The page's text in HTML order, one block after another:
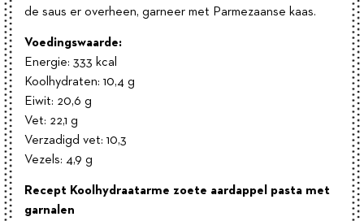
de saus er overheen, garneer met Parmezaanse kaas.
Voedingswaarde:
Energie: 333 kcal
Koolhydraten: 10,4 g
Eiwit: 20,6 g
Vet: 22,1 g
Verzadigd vet: 10,3
Vezels: 4,9 g
Recept Koolhydraatarme zoete aardappel pasta met
garnalen